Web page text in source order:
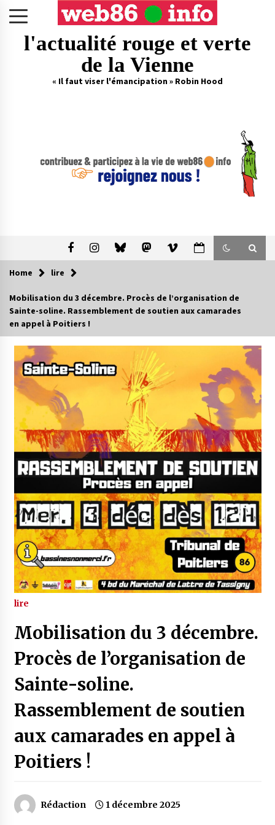
l'actualité rouge et verte
de la Vienne
« Il faut viser l'émancipation » Robin Hood
Home lire
Mobilisation du 3 décembre. Procès de l’organisation de
Sainte-soline. Rassemblement de soutien aux camarades
en appel à Poitiers !
lire
Mobilisation du 3 décembre.
Procès de l’organisation de
Sainte-soline.
Rassemblement de soutien
aux camarades en appel à
Poitiers !
Rédaction 1 décembre 2025